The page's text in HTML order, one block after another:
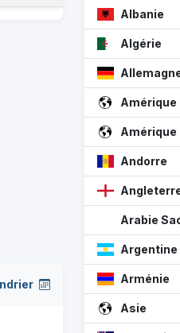
Albanie
Algérie
Amérique
Amérique
Andorre
Arabie
Argentine
Arménie
Asie